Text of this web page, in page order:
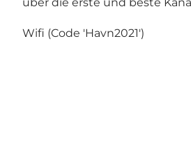
über die erste und beste
Wifi (Code 'Havn2021')